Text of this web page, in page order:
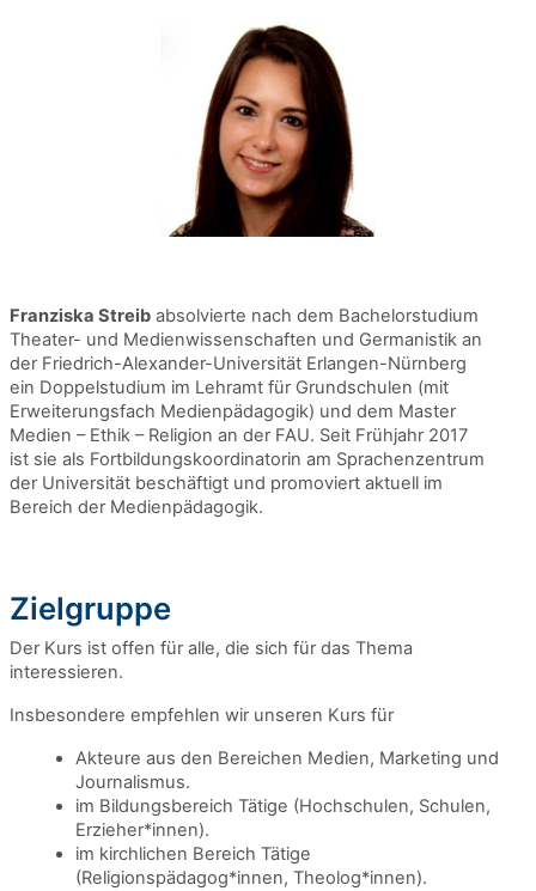
Franziska Streib absolvierte nach dem Bachelorstudium
Theater- und Medienwissenschaften und Germanistik an
der Friedrich-Alexander-Universität Erlangen-Nürnberg
ein Doppelstudium im Lehramt für Grundschulen (mit
Erweiterungsfach Medienpädagogik) und dem Master
Medien – Ethik – Religion an der FAU. Seit Frühjahr 2017
ist sie als Fortbildungskoordinatorin am Sprachenzentrum
der Universität beschäftigt und promoviert aktuell im
Bereich der Medienpädagogik.
Zielgruppe
Der Kurs ist offen für alle, die sich für das Thema
interessieren.
Insbesondere empfehlen wir unseren Kurs für
Akteure aus den Bereichen Medien, Marketing und
Journalismus.
im Bildungsbereich Tätige (Hochschulen, Schulen,
Erzieher*innen).
im kirchlichen Bereich Tätige
(Religionspädagog*innen, Theolog*innen).